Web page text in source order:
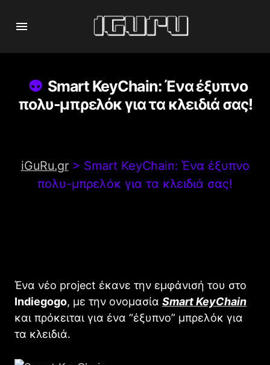
Smart KeyChain: Ένα έξυπνο
πολυ-μπρελόκ για τα κλειδιά σας!
iGuRu.gr> Smart KeyChain: Ένα έξυπνο
πολυ-μπρελόκ για τα κλειδιά σας!
Ένα νέο project έκανε την εμφάνισή του στο
Indiegogo, με την ονομασία Smart KeyChain
και πρόκειται για ένα “έξυπνο” μπρελόκ για
τα κλειδιά.